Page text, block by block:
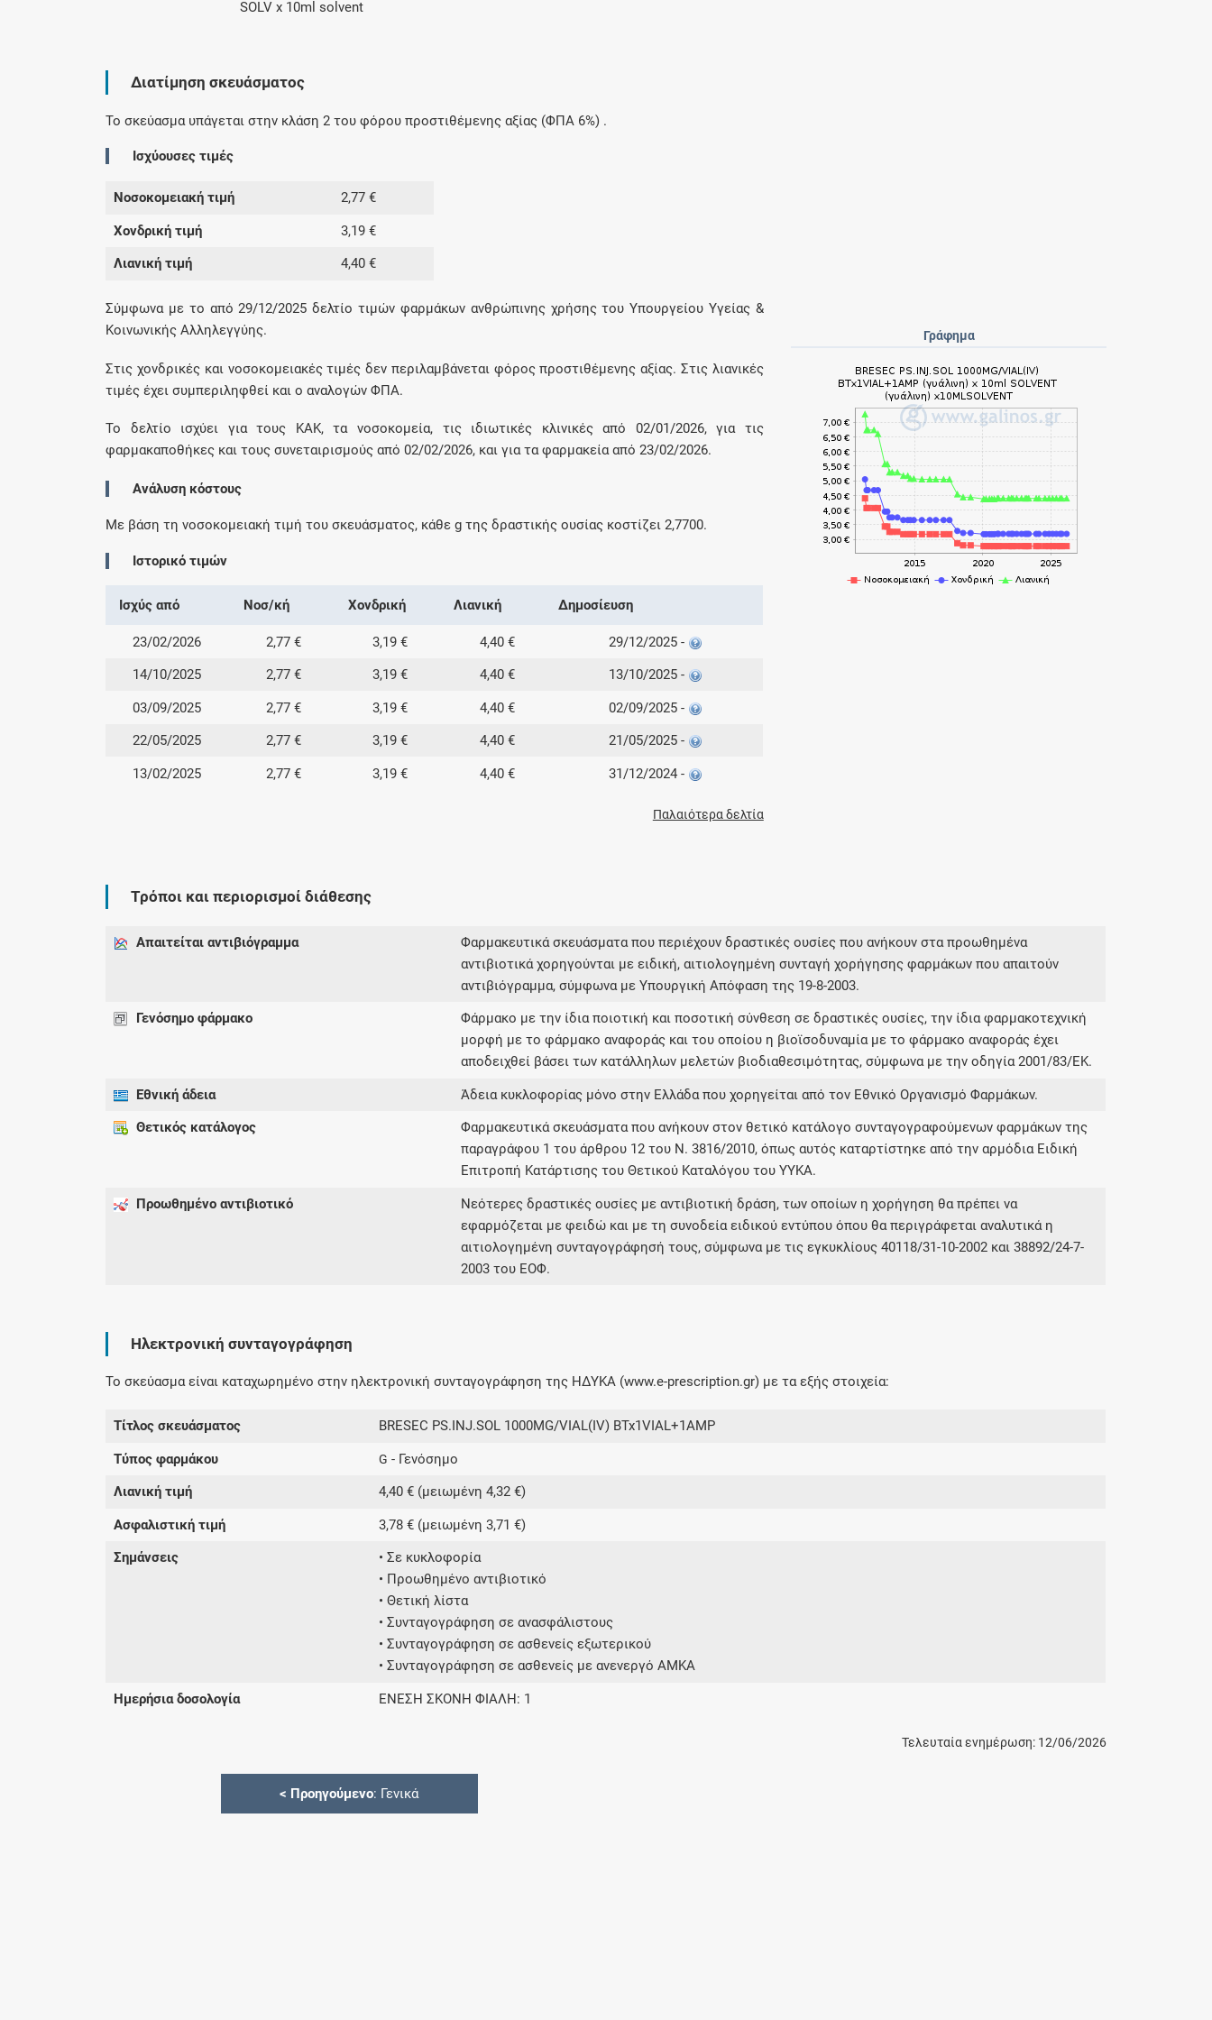
SOLV x 10ml solvent
Διατίμηση σκευάσματος
Το σκεύασμα υπάγεται στην κλάση 2 του φόρου προστιθέμενης αξίας (ΦΠΑ 6%) .
Ισχύουσες τιμές
Νοσοκομειακή τιμή 2,77 €
Χονδρική τιμή 3,19 €
Λιανική τιμή 4,40 €
Σύμφωνα με το από 29/12/2025 δελτίο τιμών φαρμάκων ανθρώπινης χρήσης του Υπουργείου Υγείας &
Κοινωνικής Αλληλεγγύης.
Στις χονδρικές και νοσοκομειακές τιμές δεν περιλαμβάνεται φόρος προστιθέμενης αξίας. Στις λιανικές
τιμές έχει συμπεριληφθεί και ο αναλογών ΦΠΑ.
Το δελτίο ισχύει για τους ΚΑΚ, τα νοσοκομεία, τις ιδιωτικές κλινικές από 02/01/2026, για τις
φαρμακαποθήκες και τους συνεταιρισμούς από 02/02/2026, και για τα φαρμακεία από 23/02/2026.
Ανάλυση κόστους
Με βάση τη νοσοκομειακή τιμή του σκευάσματος, κάθεg της δραστικής ουσίας κοστίζει2,7700.
Ιστορικό τιμών
Ισχύς από Νοσ/κή Χονδρική Λιανική Δημοσίευση
23/02/2026 2,77 € 3,19 € 4,40 € 29/12/2025 -
14/10/2025 2,77 € 3,19 € 4,40 € 13/10/2025 -
03/09/2025 2,77 € 3,19 € 4,40 € 02/09/2025 -
22/05/2025 2,77 € 3,19 € 4,40 € 21/05/2025 -
13/02/2025 2,77 € 3,19 € 4,40 € 31/12/2024 -
Παλαιότερα δελτία
Γράφημα
Τρόποι και περιορισμοί διάθεσης
Απαιτείται αντιβιόγραμμα
Φαρμακευτικά σκευάσματα που περιέχουν δραστικές ουσίες που ανήκουν στα προωθημένα
αντιβιοτικά χορηγούνται με ειδική, αιτιολογημένη συνταγή χορήγησης φαρμάκων που απαιτούν
αντιβιόγραμμα, σύμφωνα με Υπουργική Απόφαση της 19-8-2003.
Γενόσημο φάρμακο
Φάρμακο με την ίδια ποιοτική και ποσοτική σύνθεση σε δραστικές ουσίες, την ίδια φαρμακοτεχνική
μορφή με το φάρμακο αναφοράς και του οποίου η βιοϊσοδυναμία με το φάρμακο αναφοράς έχει
αποδειχθεί βάσει των κατάλληλων μελετών βιοδιαθεσιμότητας, σύμφωνα με την οδηγία 2001/83/ΕΚ.
Εθνική άδεια Άδεια κυκλοφορίας μόνο στην Ελλάδα που χορηγείται από τον Εθνικό Οργανισμό Φαρμάκων.
Θετικός κατάλογος
Φαρμακευτικά σκευάσματα που ανήκουν στον θετικό κατάλογο συνταγογραφούμενων φαρμάκων της
παραγράφου 1 του άρθρου 12 του Ν. 3816/2010, όπως αυτός καταρτίστηκε από την αρμόδια Ειδική
Επιτροπή Κατάρτισης του Θετικού Καταλόγου του ΥΥΚΑ.
Προωθημένο αντιβιοτικό
Νεότερες δραστικές ουσίες με αντιβιοτική δράση, των οποίων η χορήγηση θα πρέπει να
εφαρμόζεται με φειδώ και με τη συνοδεία ειδικού εντύπου όπου θα περιγράφεται αναλυτικά η
αιτιολογημένη συνταγογράφησή τους, σύμφωνα με τις εγκυκλίους 40118/31-10-2002 και 38892/24-7-
2003 του ΕΟΦ.
Ηλεκτρονική συνταγογράφηση
Το σκεύασμα είναι καταχωρημένο στην ηλεκτρονική συνταγογράφηση της ΗΔΥΚΑ (www.e-prescription.gr) με τα εξής στοιχεία:
Τίτλος σκευάσματος BRESEC PS.INJ.SOL 1000MG/VIAL(IV) BTx1VIAL+1AMP
Τύπος φαρμάκου G - Γενόσημο
Λιανική τιμή 4,40 € (μειωμένη 4,32 €)
Ασφαλιστική τιμή 3,78 € (μειωμένη 3,71 €)
Σημάνσεις
• Σε κυκλοφορία
• Προωθημένο αντιβιοτικό
• Θετική λίστα
• Συνταγογράφηση σε ανασφάλιστους
• Συνταγογράφηση σε ασθενείς εξωτερικού
• Συνταγογράφηση σε ασθενείς με ανενεργό ΑΜΚΑ
Ημερήσια δοσολογία ΕΝΕΣΗ ΣΚΟΝΗ ΦΙΑΛΗ: 1
Τελευταία ενημέρωση: 12/06/2026
< Προηγούμενο: Γενικά